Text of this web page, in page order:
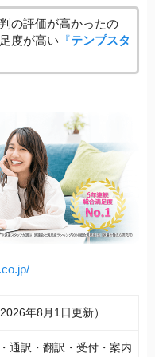
の評価が高かったの
度が高い 『テンプスタ
年8月1日更新）
通訳・翻訳・受付・案内